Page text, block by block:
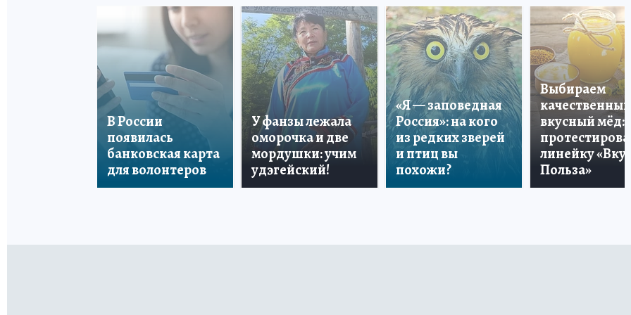
В России
появилась
банковская карта
для волонтеров
У фанзы лежала
оморочка и две
мордушки: учим
удэгейский!
«Я — заповедная
Россия»: на кого
из редких зверей
и птиц вы
похожи?
Выбираем
качественный
вкусный мёд:
линейку «Вкус
Польза»